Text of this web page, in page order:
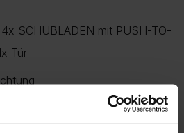
4x SCHUBLADEN mit PUSH-TO-
Tür